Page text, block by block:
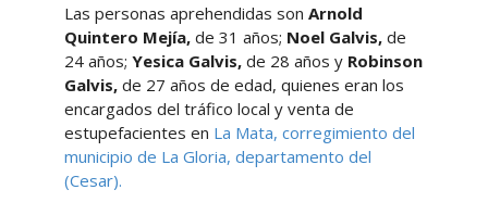
Las personas aprehendidas son Arnold
Quintero Mejía, de 31 años; Noel Galvis, de
24 años; Yesica Galvis,de 28 años y Robinson
Galvis, de 27 años de edad, quienes eran los
encargados del tráfico local y venta de
estupefacientes en La Mata, corregimiento del
municipio de La Gloria, departamento del
(Cesar).